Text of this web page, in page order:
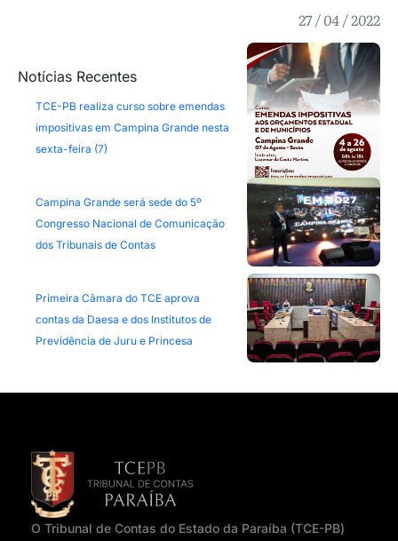
27 / 04 / 2022
Notícias Recentes
TCE-PB realiza curso sobre emendas
impositivas em Campina Grande nesta
sexta-feira (7)
Campina Grande será sede do 5º
Congresso Nacional de Comunicação
dos Tribunais de Contas
Primeira Câmara do TCE aprova
contas da Daesa e dos Institutos de
Previdência de Juru e Princesa
O Tribunal de Contas do Estado da Paraíba (TCE-PB)